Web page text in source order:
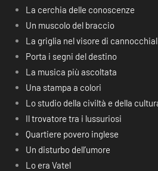
La cerchia delle conoscenze
Un muscolo del braccio
La griglia nel visore di
Porta i segni del destino
La musica più ascoltata
Una stampa a colori
Lo studio della civiltà e della
Il trovatore tra i lussuriosi
Quartiere povero inglese
Un disturbo dell’umore
Lo era Vatel